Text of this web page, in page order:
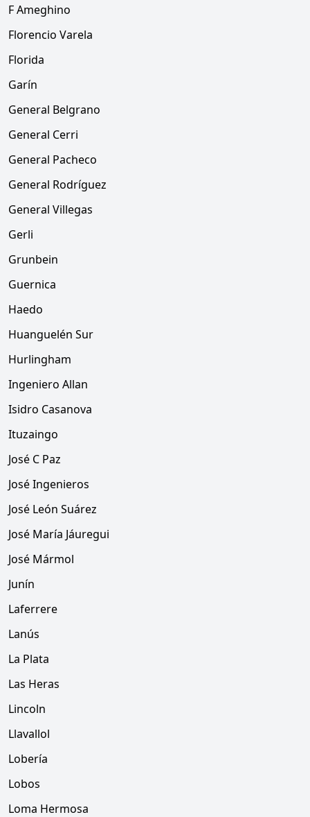
F Ameghino
Florencio Varela
Florida
Garín
General Belgrano
General Cerri
General Pacheco
General Rodríguez
General Villegas
Gerli
Grunbein
Guernica
Haedo
Huanguelén Sur
Hurlingham
Ingeniero Allan
Isidro Casanova
Ituzaingo
José C Paz
José Ingenieros
José León Suárez
José María Jáuregui
José Mármol
Junín
Laferrere
Lanús
La Plata
Las Heras
Lincoln
Llavallol
Lobería
Lobos
Loma Hermosa